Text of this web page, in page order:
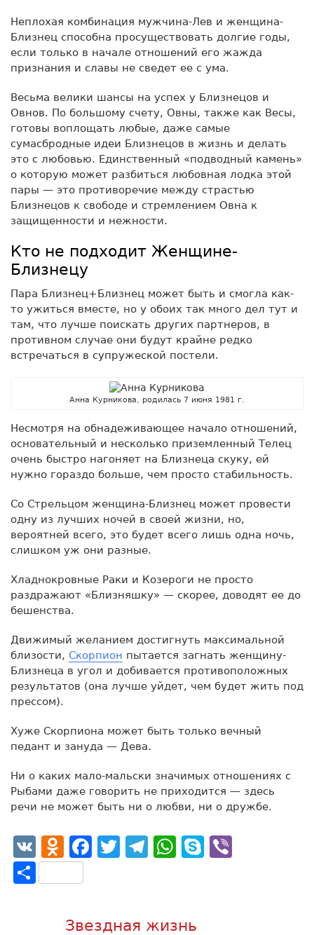
Неплохая комбинация мужчина-Лев и женщина-
Близнец способна просуществовать долгие годы,
если только в начале отношений его жажда
признания и славы не сведет ее с ума.
Весьма велики шансы на успех у Близнецов и
Овнов. По большому счету, Овны, также как Весы,
готовы воплощать любые, даже самые
сумасбродные идеи Близнецов в жизнь и делать
это с любовью. Единственный «подводный камень»
о которую может разбиться любовная лодка этой
пары — это противоречие между страстью
Близнецов к свободе и стремлением Овна к
защищенности и нежности.
Кто не подходит Женщине-
Близнецу
Пара Близнец+Близнец может быть и смогла как-
то ужиться вместе, но у обоих так много дел тут и
там, что лучше поискать других партнеров, в
противном случае они будут крайне редко
встречаться в супружеской постели.
Анна Курникова, родилась 7 июня 1981 г.
Несмотря на обнадеживающее начало отношений,
основательный и несколько приземленный Телец
очень быстро нагоняет на Близнеца скуку, ей
нужно гораздо больше, чем просто стабильность.
Со Стрельцом женщина-Близнец может провести
одну из лучших ночей в своей жизни, но,
вероятней всего, это будет всего лишь одна ночь,
слишком уж они разные.
Хладнокровные Раки и Козероги не просто
раздражают «Близняшку» — скорее, доводят ее до
бешенства.
Движимый желанием достигнуть максимальной
близости, Скорпион пытается загнать женщину-
Близнеца в угол и добивается противоположных
результатов (она лучше уйдет, чем будет жить под
прессом).
Хуже Скорпиона может быть только вечный
педант и зануда — Дева.
Ни о каких мало-мальски значимых отношениях с
Рыбами даже говорить не приходится — здесь
речи не может быть ни о любви, ни о дружбе.
VK Odnoklassniki
Facebook
Twitter
Telegram
WhatsApp
Skype
Отправить
Звездная жизнь